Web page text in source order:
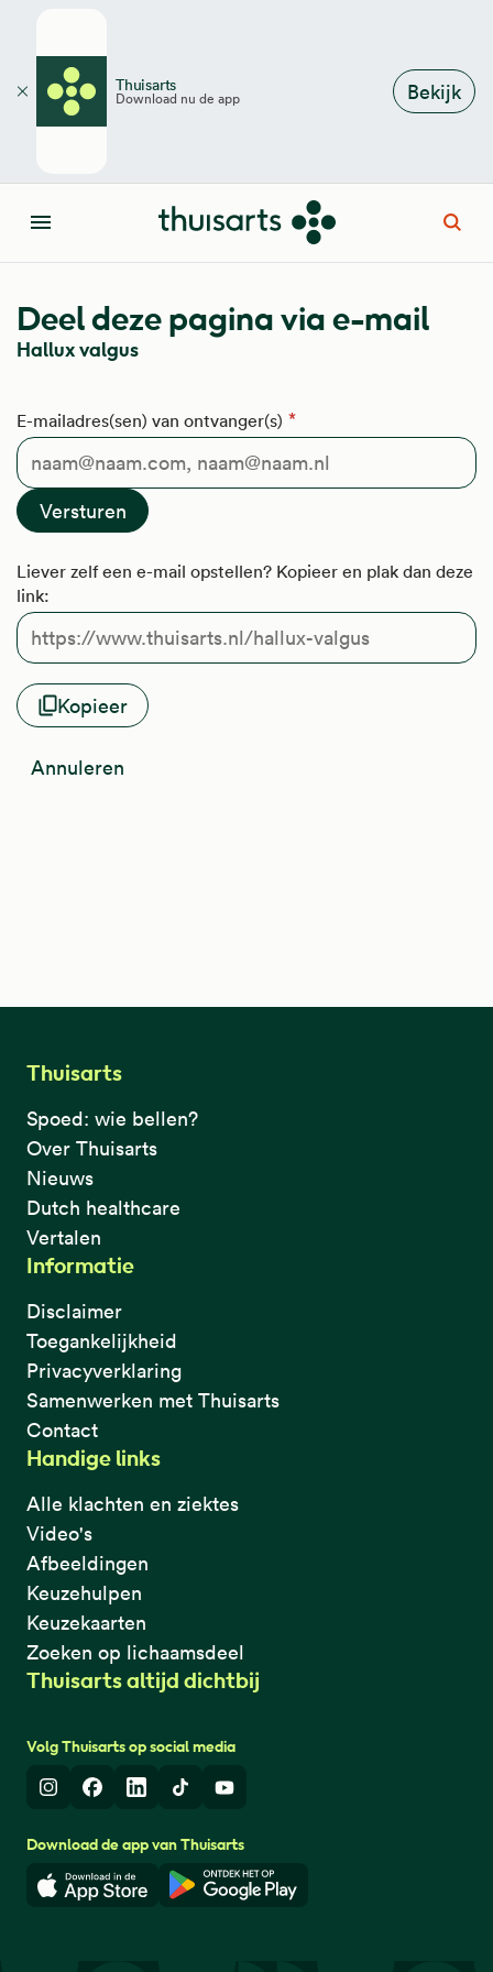
Thuisarts
Download nu de app Bekijk
Sluiten
Menu
Deel deze pagina via e-mail
Hallux valgus
E-mailadres(sen) van ontvanger(s)
Liever zelf een e-mail opstellen? Kopieer en plak dan deze
link:
Kopieer
Annuleren
Thuisarts
Spoed: wie bellen?
Over Thuisarts
Nieuws
Dutch healthcare
Vertalen
Informatie
Disclaimer
Toegankelijkheid
Privacyverklaring
Samenwerken met Thuisarts
Contact
Handige links
Alle klachten en ziektes
Video's
Afbeeldingen
Keuzehulpen
Keuzekaarten
Zoeken op lichaamsdeel
Thuisarts altijd dichtbij
Volg Thuisarts op social media
InstagramFacebook
LinkedInTikTokYoutube
Download de app van Thuisarts
Download in de App StoreDownload in de Google Play